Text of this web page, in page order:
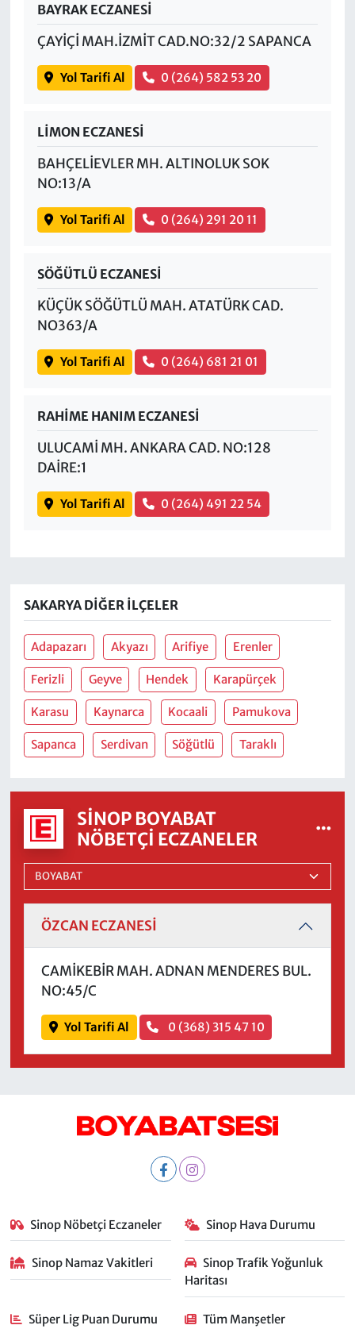
BAYRAK ECZANESİ
ÇAYİÇİ MAH.İZMİT CAD.NO:32/2 SAPANCA
Yol Tarifi Al 0 (264) 582 53 20
LİMON ECZANESİ
BAHÇELİEVLER MH. ALTINOLUK SOK
NO:13/A
Yol Tarifi Al 0 (264) 291 20 11
SÖĞÜTLÜ ECZANESİ
KÜÇÜK SÖĞÜTLÜ MAH. ATATÜRK CAD.
NO363/A
Yol Tarifi Al 0 (264) 681 21 01
RAHİME HANIM ECZANESİ
ULUCAMİ MH. ANKARA CAD. NO:128
DAİRE:1
Yol Tarifi Al 0 (264) 491 22 54
SAKARYA DIĞER İLÇELER
Adapazarı Akyazı Arifiye Erenler
Ferizli Geyve Hendek Karapürçek
Karasu Kaynarca Kocaali Pamukova
Sapanca Serdivan Söğütlü Taraklı
SINOP BOYABAT
NÖBETÇI ECZANELER
ÖZCAN ECZANESİ
CAMİKEBİR MAH. ADNAN MENDERES BUL.
NO:45/C
Yol Tarifi Al 0 (368) 315 47 10
Sinop Nöbetçi Eczaneler Sinop Hava Durumu
Sinop Namaz Vakitleri
Sinop Trafik Yoğunluk
Haritası
Süper Lig Puan Durumu
Tüm Manşetler